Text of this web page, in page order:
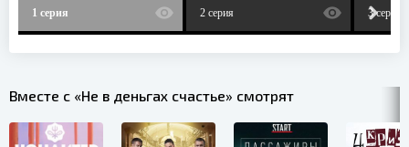
1 серия 2 серия 3 серия
Вместе с «Не в деньгах счастье» смотрят